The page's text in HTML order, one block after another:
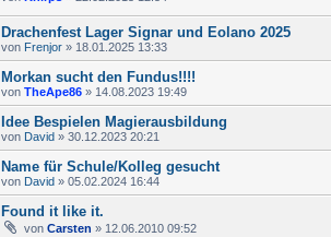
Drachenfest Lager Signar und Eolano 2025
von Frenjor » 18.01.2025 13:33
Morkan sucht den Fundus!!!!
von TheApe86 » 14.08.2023 19:49
Idee Bespielen Magierausbildung
von David » 30.12.2023 20:21
Name für Schule/Kolleg gesucht
von David » 05.02.2024 16:44
Found it like it.
von Carsten » 12.06.2010 09:52